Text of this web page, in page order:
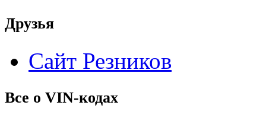
Друзья
Сайт Резников
Все о VIN-кодах